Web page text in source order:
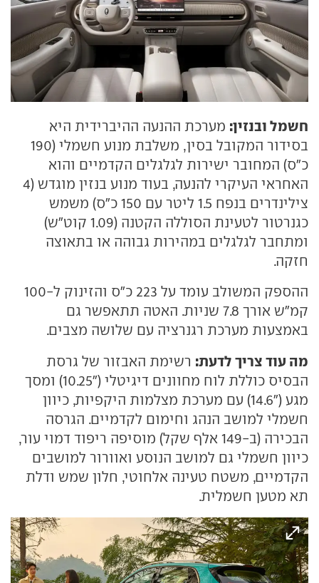
חשמל ובנזין: מערכת ההנעה ההיברידית היא
בסידור המקובל בסין, משלבת מנוע חשמלי (190
כ"ס) המחובר ישירות לגלגלים הקדמיים והוא
האחראי העיקרי להנעה, בעוד מנוע בנזין מוגדש (4
צילינדרים בנפח 1.5 ליטר עם 150 כ"ס) משמש
כגנרטור לטעינת הסוללה הקטנה (1.09 קוט"ש)
ומתחבר לגלגלים במהירות גבוהה או בתאוצה
חזקה.
ההספק המשולב עומד על 223 כ"ס והזינוק ל-100
קמ"ש אורך 7.8 שניות. האטה תתאפשר גם
באמצעות מערכת רגנרציה עם שלושה מצבים.
מה עוד צריך לדעת: רשימת האבזור של גרסת
הבסיס כוללת לוח מחוונים דיגיטלי ("10.25) ומסך
מגע ("14.6) עם מערכת מצלמות היקפיות, כיוון
חשמלי למושב הנהג וחימום לקדמיים. הגרסה
הבכירה (ב-149 אלף שקל) מוסיפה ריפוד דמוי עור,
כיוון חשמלי גם למושב הנוסע ואוורור למושבים
הקדמיים, משטח טעינה אלחוטי, חלון שמש ודלת
תא מטען חשמלית.